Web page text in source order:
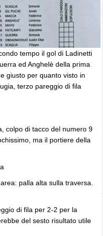
tempo il gol di Ladinetti
ed Anghelè della prima
giusto per quanto visto in
terzo pareggio di fila
colpo di tacco del numero 9
ma il portiere della
palla alta sulla traversa.
di fila per 2-2 per la
del sesto risultato utile